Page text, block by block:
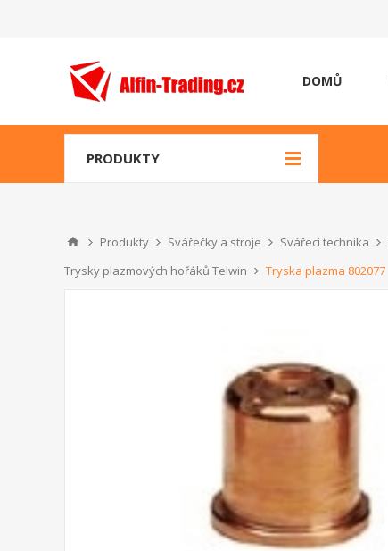
DOMŮ
PRODUKTY
Produkty Svářečky a stroje Svářecí technika
Trysky plazmových hořáků Telwin
Tryska plazma 802077